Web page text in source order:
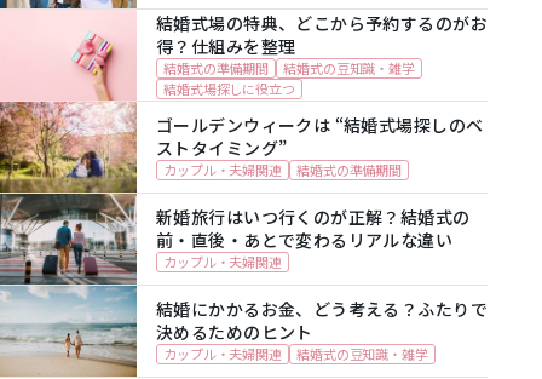
結婚式場の特典、どこから予約するのがお
得？仕組みを整理
結婚式の準備期間
結婚式の豆知識・雑学
結婚式場探しに役立つ
ゴールデンウィークは “結婚式場探しのベ
ストタイミング”
カップル・夫婦関連 結婚式の準備期間
新婚旅行はいつ行くのが正解？結婚式の
前・直後・あとで変わるリアルな違い
カップル・夫婦関連
結婚にかかるお金、どう考える？ふたりで
決めるためのヒント
カップル・夫婦関連 結婚式の豆知識・雑学